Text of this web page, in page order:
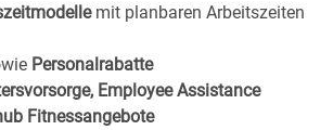
mit planbaren Arbeitszeiten
Personalrabatte
Employee Assistance
Fitnessangebote